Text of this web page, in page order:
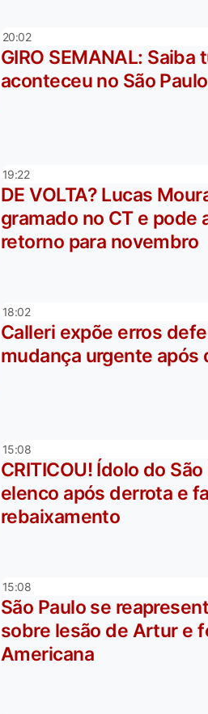
20:02
GIRO SEMANAL: Saiba
aconteceu no São
19:22
DE VOLTA? Lucas
gramado no CT e pode
retorno para novembro
18:02
Calleri expõe erros
mudança urgente após
15:08
CRITICOU! Ídolo do
elenco após derrota e
rebaixamento
15:08
São Paulo se
sobre lesão de Artur e
Americana